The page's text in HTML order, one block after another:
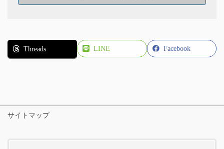
Facebook
Threads LINE
サイトマップ